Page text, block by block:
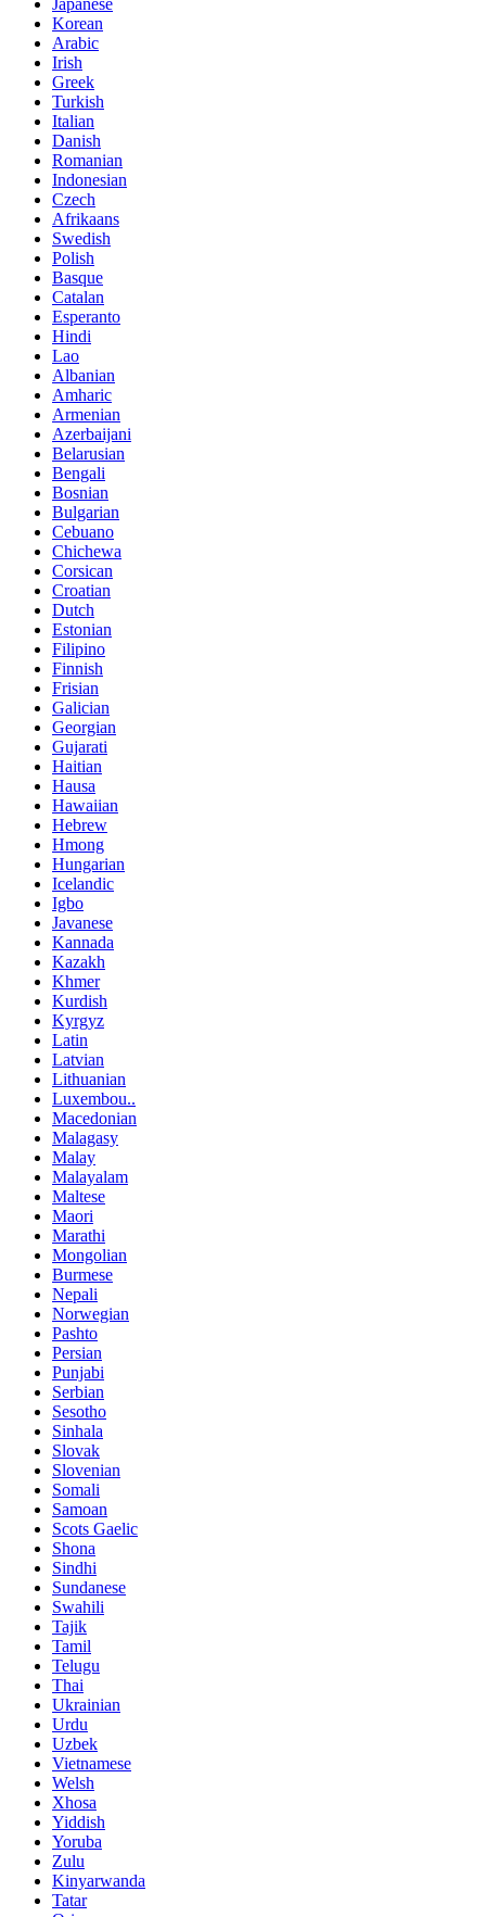
Korean
Arabic
Irish
Greek
Turkish
Italian
Danish
Romanian
Indonesian
Czech
Afrikaans
Swedish
Polish
Basque
Catalan
Esperanto
Hindi
Lao
Albanian
Amharic
Armenian
Azerbaijani
Belarusian
Bengali
Bosnian
Bulgarian
Cebuano
Chichewa
Corsican
Croatian
Dutch
Estonian
Filipino
Finnish
Frisian
Galician
Georgian
Gujarati
Haitian
Hausa
Hawaiian
Hebrew
Hmong
Hungarian
Icelandic
Igbo
Javanese
Kannada
Kazakh
Khmer
Kurdish
Kyrgyz
Latin
Latvian
Lithuanian
Luxembou..
Macedonian
Malagasy
Malay
Malayalam
Maltese
Maori
Marathi
Mongolian
Burmese
Nepali
Norwegian
Pashto
Persian
Punjabi
Serbian
Sesotho
Sinhala
Slovak
Slovenian
Somali
Samoan
Scots Gaelic
Shona
Sindhi
Sundanese
Swahili
Tajik
Tamil
Telugu
Thai
Ukrainian
Urdu
Uzbek
Vietnamese
Welsh
Xhosa
Yiddish
Yoruba
Zulu
Kinyarwanda
Tatar